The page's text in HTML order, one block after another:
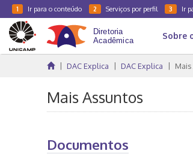
1 Ir para o conteúdo 2 Serviços por perfil 3 Ir
Sobre
DAC Explica DAC Explica
Mais Assuntos
Documentos